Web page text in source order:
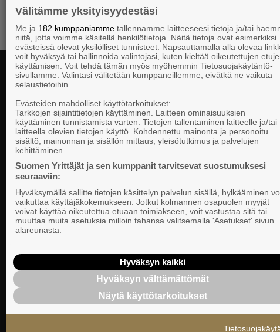
Valtakunnallista, alueellista ja paikallista
vaikuttamista pk-yrittäjien puolesta.
Suomen Yrittäjät
PL 999, 00101
Puhelinvaihde 09
Evästeasetukset
Keskusjärjestön
Suomen
Suomen
tietosuojaseloste
Välitämme yksityisyydestäsi
Me ja 182 kumppaniamme tallennamme laitteeseesi tietoja ja/tai
niitä, jotta voimme käsitellä henkilötietoja. Näitä tietoja ovat esimerkiksi
evästeissä olevat yksilölliset tunnisteet. Napsauttamalla alla olevaa
voit hyväksyä tai hallinnoida valintojasi, kuten kieltää oikeutettujen
käyttämisen. Voit tehdä tämän myös myöhemmin Tietosuojakäytäntö-
sivullamme. Valintasi välitetään kumppaneillemme, eivätkä ne vaikuta
selaustietoihin.
Evästeiden mahdolliset käyttötarkoitukset:
Tarkkojen sijaintitietojen käyttäminen. Laitteen ominaisuuksien
käyttäminen tunnistamista varten. Tietojen tallentaminen laitteelle ja/tai
laitteella olevien tietojen käyttö. Kohdennettu mainonta ja personoitu
sisältö, mainonnan ja sisällön mittaus, yleisötutkimus ja palvelujen
kehittäminen .
Suomen Yrittäjät ja sen kumppanit tarvitsevat suostumuksesi
seuraaviin:
Hyväksymällä sallitte tietojen käsittelyn palvelun sisällä, hylkääminen
vaikuttaa käyttäjäkokemukseen. Jotkut kolmannen osapuolen myyjät
voivat käyttää oikeutettua etuaan toimiakseen, voit vastustaa sitä tai
muuttaa muita asetuksia milloin tahansa valitsemalla 'Asetukset' sivun
alareunasta.
Hyväksyn kaikki
Hyväksyn välttämättömät
Näytä käyttötarkoitukset